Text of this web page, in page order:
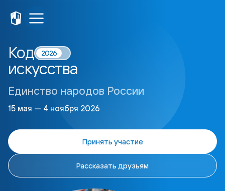
Код 2026
искусства
Единство народов России
15 мая — 4 ноября 2026
Принять участие
Рассказать друзьям